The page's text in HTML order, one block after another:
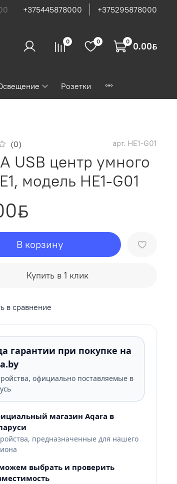
+375445878000 +375295878000
0 0 0 0.00ƃ
Розетки
(0) арт. HE1-G01
USB центр умного
модель HE1-G01
ƃ
В корзину
Купить в 1 клик
в сравнение
гарантии при покупке на
официально поставляемые в
магазин Aqara в
предназначенные для нашего
выбрать и проверить